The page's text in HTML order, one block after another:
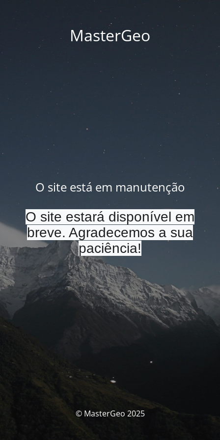
MasterGeo
O site está em manutenção
O site estará disponível em
breve. Agradecemos a sua
paciência!
© MasterGeo 2025